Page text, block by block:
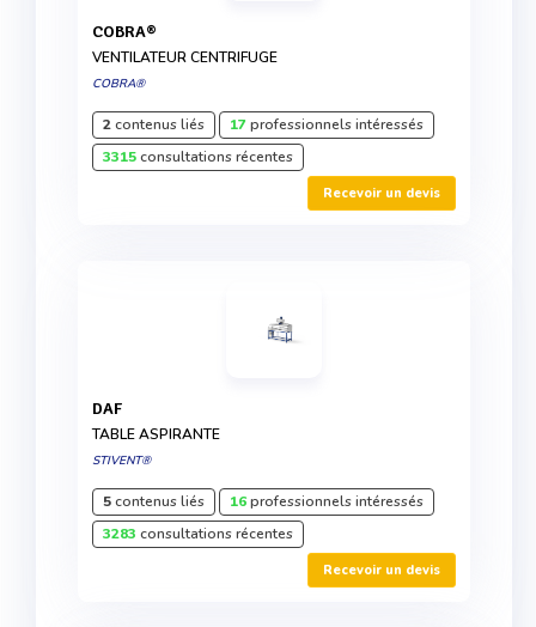
COBRA®
VENTILATEUR CENTRIFUGE
COBRA®
2contenus liés 17professionnels intéressés
3315consultations récentes
Recevoir un devis
DAF
TABLE ASPIRANTE
STIVENT®
5contenus liés 16professionnels intéressés
3283 consultations récentes
Recevoir un devis